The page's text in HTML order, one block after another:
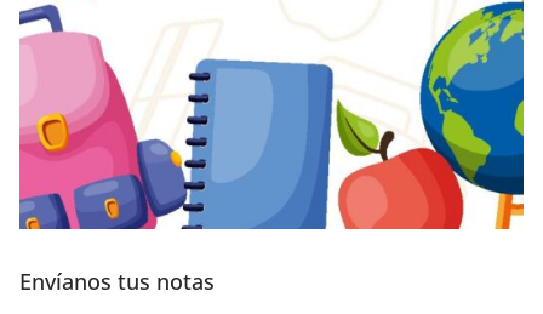
Envíanos tus notas